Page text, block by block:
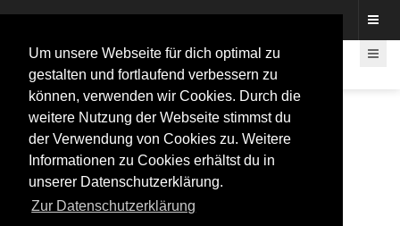
Um unsere Webseite für dich optimal zu
gestalten und fortlaufend verbessern zu
können, verwenden wir Cookies. Durch die
weitere Nutzung der Webseite stimmst du
der Verwendung von Cookies zu. Weitere
Informationen zu Cookies erhältst du in
unserer Datenschutzerklärung.
Zur Datenschutzerklärung